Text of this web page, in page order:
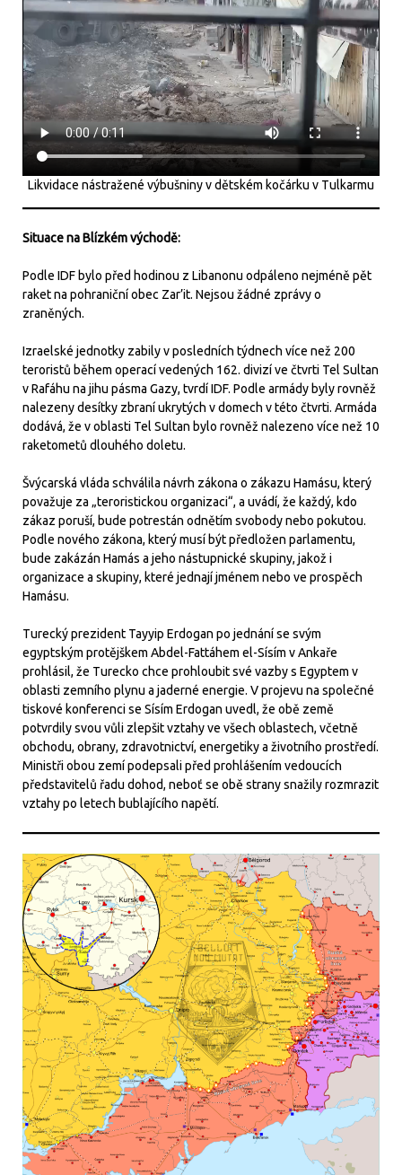
Likvidace nástražené výbušniny v dětském kočárku v Tulkarmu
Situace na Blízkém východě:
Podle IDF bylo před hodinou z Libanonu odpáleno nejméně pět
raket na pohraniční obec Zar’it. Nejsou žádné zprávy o
zraněných.
Izraelské jednotky zabily v posledních týdnech více než 200
teroristů během operací vedených 162. divizí ve čtvrti Tel Sultan
v Rafáhu na jihu pásma Gazy, tvrdí IDF. Podle armády byly rovněž
nalezeny desítky zbraní ukrytých v domech v této čtvrti. Armáda
dodává, že v oblasti Tel Sultan bylo rovněž nalezeno více než 10
raketometů dlouhého doletu.
Švýcarská vláda schválila návrh zákona o zákazu Hamásu, který
považuje za „teroristickou organizaci“, a uvádí, že každý, kdo
zákaz poruší, bude potrestán odnětím svobody nebo pokutou.
Podle nového zákona, který musí být předložen parlamentu,
bude zakázán Hamás a jeho nástupnické skupiny, jakož i
organizace a skupiny, které jednají jménem nebo ve prospěch
Hamásu.
Turecký prezident Tayyip Erdogan po jednání se svým
egyptským protějškem Abdel-Fattáhem el-Sísím v Ankaře
prohlásil, že Turecko chce prohloubit své vazby s Egyptem v
oblasti zemního plynu a jaderné energie. V projevu na společné
tiskové konferenci se Sísím Erdogan uvedl, že obě země
potvrdily svou vůli zlepšit vztahy ve všech oblastech, včetně
obchodu, obrany, zdravotnictví, energetiky a životního prostředí.
Ministři obou zemí podepsali před prohlášením vedoucích
představitelů řadu dohod, neboť se obě strany snažily rozmrazit
vztahy po letech bublajícího napětí.